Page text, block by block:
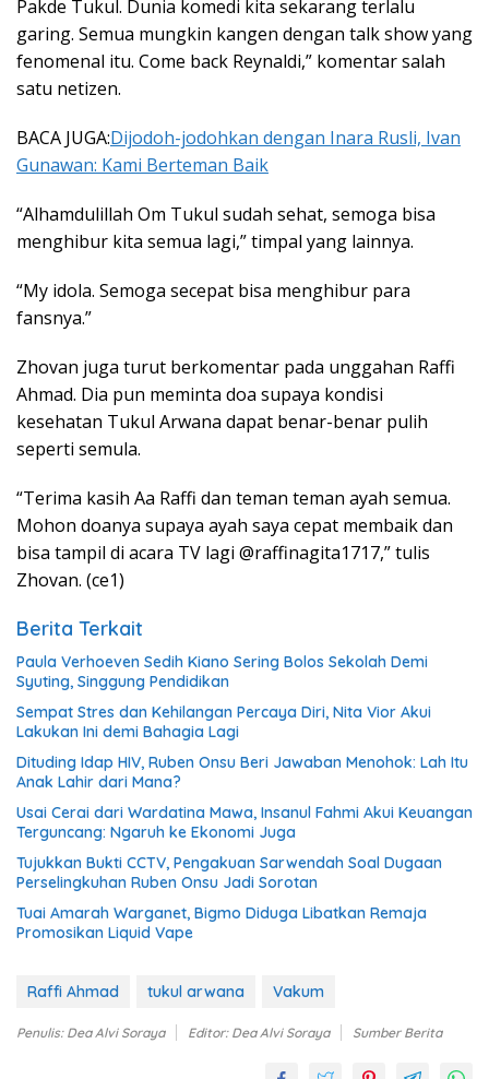
Pakde Tukul. Dunia komedi kita sekarang terlalu
garing. Semua mungkin kangen dengan talk show yang
fenomenal itu. Come back Reynaldi,” komentar salah
satu netizen.
BACA JUGA:Dijodoh-jodohkan dengan Inara Rusli, Ivan
Gunawan: Kami Berteman Baik
“Alhamdulillah Om Tukul sudah sehat, semoga bisa
menghibur kita semua lagi,” timpal yang lainnya.
“My idola. Semoga secepat bisa menghibur para
fansnya.”
Zhovan juga turut berkomentar pada unggahan Raffi
Ahmad. Dia pun meminta doa supaya kondisi
kesehatan Tukul Arwana dapat benar-benar pulih
seperti semula.
“Terima kasih Aa Raffi dan teman teman ayah semua.
Mohon doanya supaya ayah saya cepat membaik dan
bisa tampil di acara TV lagi @raffinagita1717,” tulis
Zhovan. (ce1)
Berita Terkait
Paula Verhoeven Sedih Kiano Sering Bolos Sekolah Demi
Syuting, Singgung Pendidikan
Sempat Stres dan Kehilangan Percaya Diri, Nita Vior Akui
Lakukan Ini demi Bahagia Lagi
Dituding Idap HIV, Ruben Onsu Beri Jawaban Menohok: Lah Itu
Anak Lahir dari Mana?
Usai Cerai dari Wardatina Mawa, Insanul Fahmi Akui Keuangan
Terguncang: Ngaruh ke Ekonomi Juga
Tujukkan Bukti CCTV, Pengakuan Sarwendah Soal Dugaan
Perselingkuhan Ruben Onsu Jadi Sorotan
Tuai Amarah Warganet, Bigmo Diduga Libatkan Remaja
Promosikan Liquid Vape
Raffi Ahmad tukul arwana Vakum
Penulis: Dea Alvi Soraya Editor: Dea Alvi Soraya Sumber Berita